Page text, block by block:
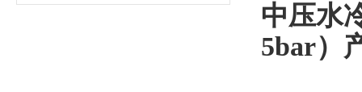
中压水
5bar）